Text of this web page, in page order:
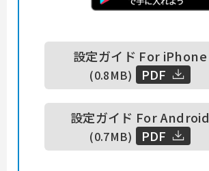
設定ガイド For iPhone
(0.8MB) PDF
設定ガイド For Android
(0.7MB) PDF